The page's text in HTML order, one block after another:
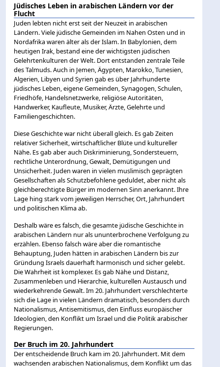
Jüdisches Leben in arabischen Ländern vor der
Flucht
Juden lebten nicht erst seit der Neuzeit in arabischen
Ländern. Viele jüdische Gemeinden im Nahen Osten und in
Nordafrika waren älter als der Islam. In Babylonien, dem
heutigen Irak, bestand eine der wichtigsten jüdischen
Gelehrtenkulturen der Welt. Dort entstanden zentrale Teile
des Talmuds. Auch in Jemen, Ägypten, Marokko, Tunesien,
Algerien, Libyen und Syrien gab es über Jahrhunderte
jüdisches Leben, eigene Gemeinden, Synagogen, Schulen,
Friedhöfe, Handelsnetzwerke, religiöse Autoritäten,
Handwerker, Kaufleute, Musiker, Ärzte, Gelehrte und
Familiengeschichten.
Diese Geschichte war nicht überall gleich. Es gab Zeiten
relativer Sicherheit, wirtschaftlicher Blüte und kultureller
Nähe. Es gab aber auch Diskriminierung, Sondersteuern,
rechtliche Unterordnung, Gewalt, Demütigungen und
Unsicherheit. Juden waren in vielen muslimisch geprägten
Gesellschaften als Schutzbefohlene geduldet, aber nicht als
gleichberechtigte Bürger im modernen Sinn anerkannt. Ihre
Lage hing stark vom jeweiligen Herrscher, Ort, Jahrhundert
und politischen Klima ab.
Deshalb wäre es falsch, die gesamte jüdische Geschichte in
arabischen Ländern nur als ununterbrochene Verfolgung zu
erzählen. Ebenso falsch wäre aber die romantische
Behauptung, Juden hätten in arabischen Ländern bis zur
Gründung Israels dauerhaft harmonisch und sicher gelebt.
Die Wahrheit ist komplexer. Es gab Nähe und Distanz,
Zusammenleben und Hierarchie, kulturellen Austausch und
wiederkehrende Gewalt. Im 20. Jahrhundert verschlechterte
sich die Lage in vielen Ländern dramatisch, besonders durch
Nationalismus, Antisemitismus, den Einfluss europäischer
Ideologien, den Konflikt um Israel und die Politik arabischer
Regierungen.
Der Bruch im 20. Jahrhundert
Der entscheidende Bruch kam im 20. Jahrhundert. Mit dem
wachsenden arabischen Nationalismus, dem Konflikt um das